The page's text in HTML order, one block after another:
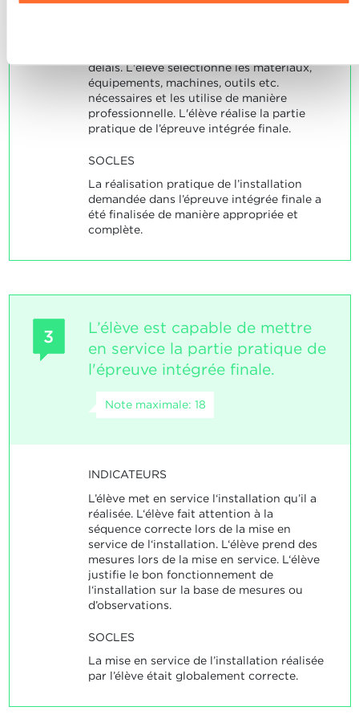
délais. L'élève sélectionne les matériaux,
équipements, machines, outils etc.
nécessaires et les utilise de manière
professionnelle. L'élève réalise la partie
pratique de l’épreuve intégrée finale.
SOCLES
La réalisation pratique de l’installation
demandée dans l’épreuve intégrée finale a
été finalisée de manière appropriée et
complète.
3
L’élève est capable de mettre
en service la partie pratique de
l'épreuve intégrée finale.
Note maximale: 18
INDICATEURS
L’élève met en service l‘installation qu’il a
réalisée. L‘élève fait attention à la
séquence correcte lors de la mise en
service de l‘installation. L‘élève prend des
mesures lors de la mise en service. L‘élève
justifie le bon fonctionnement de
l‘installation sur la base de mesures ou
d’observations.
SOCLES
La mise en service de l’installation réalisée
par l’élève était globalement correcte.